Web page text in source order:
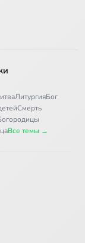
ЛитургияБог
Смерть
Все темы →